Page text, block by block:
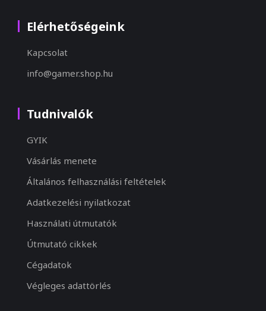
Elérhetőségeink
Kapcsolat
info@gamer.shop.hu
Tudnivalók
GYIK
Vásárlás menete
Általános felhasználási feltételek
Adatkezelési nyilatkozat
Használati útmutatók
Útmutató cikkek
Cégadatok
Végleges adattörlés